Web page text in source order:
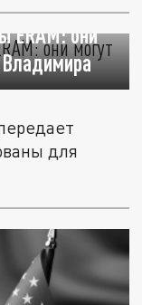
ERAM: они
для